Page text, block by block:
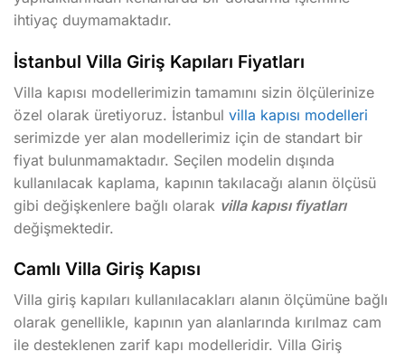
ihtiyaç duymamaktadır.
İstanbul Villa Giriş Kapıları Fiyatları
Villa kapısı modellerimizin tamamını sizin ölçülerinize
özel olarak üretiyoruz. İstanbul villa kapısı modelleri
serimizde yer alan modellerimiz için de standart bir
fiyat bulunmamaktadır. Seçilen modelin dışında
kullanılacak kaplama, kapının takılacağı alanın ölçüsü
gibi değişkenlere bağlı olarak villa kapısı fiyatları
değişmektedir.
Camlı Villa Giriş Kapısı
Villa giriş kapıları kullanılacakları alanın ölçümüne bağlı
olarak genellikle, kapının yan alanlarında kırılmaz cam
ile desteklenen zarif kapı modelleridir. Villa Giriş